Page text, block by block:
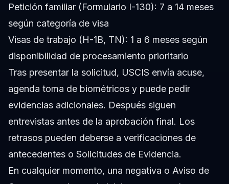
Petición familiar (Formulario I-130): 7 a 14 meses
según categoría de visa
Visas de trabajo (H-1B, TN): 1 a 6 meses según
disponibilidad de procesamiento prioritario
Tras presentar la solicitud, USCIS envía acuse,
agenda toma de biométricos y puede pedir
evidencias adicionales. Después siguen
entrevistas antes de la aprobación final. Los
retrasos pueden deberse a verificaciones de
antecedentes o Solicitudes de Evidencia.
En cualquier momento, una negativa o Aviso de